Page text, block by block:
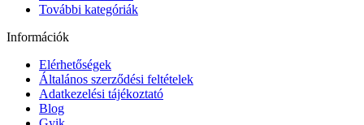
További kategóriák
Információk
Elérhetőségek
Általános szerződési feltételek
Adatkezelési tájékoztató
Blog